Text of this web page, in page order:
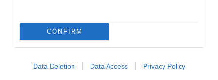
CONFIRM
Data Deletion Data Access Privacy Policy
04.08.2026 | 15:02
Αυτή την ώρα το τελευταίο «αντίο» στον πρώην
υπουργό Ι.Βαρβιτσιώτη (φωτο)